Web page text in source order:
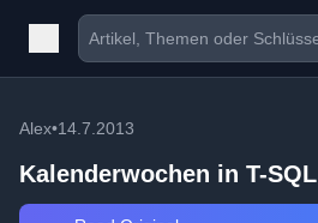
Alex•14.7.2013
Kalenderwochen in T-SQL